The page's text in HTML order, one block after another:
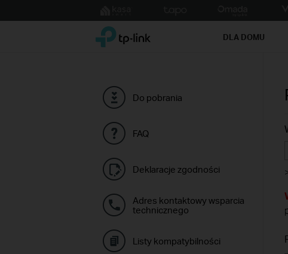
to
TP-Link, Reliably Smart DLA DOMU
Do pobrania
FAQ
Deklaracje zgodności
Adres kontaktowy wsparcia
technicznego
Listy kompatybilności